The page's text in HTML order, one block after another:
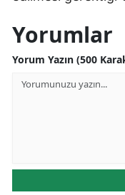
Yorumlar
Yorum Yazın (500